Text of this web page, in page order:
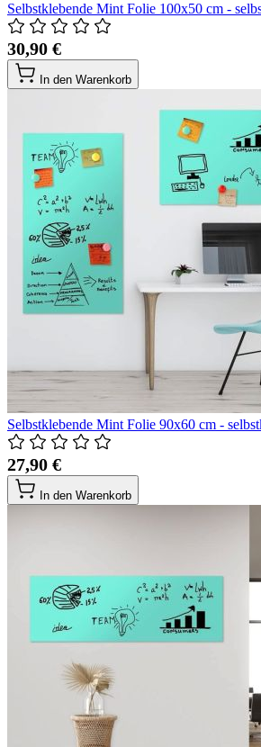
Selbstklebende Mint Folie 100x50 cm -
30,90 €
In den Warenkorb
Selbstklebende Mint Folie 90x60 cm -
27,90 €
In den Warenkorb